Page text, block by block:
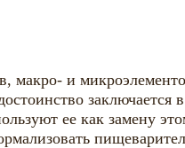
макро- и
заключается
ее как замену